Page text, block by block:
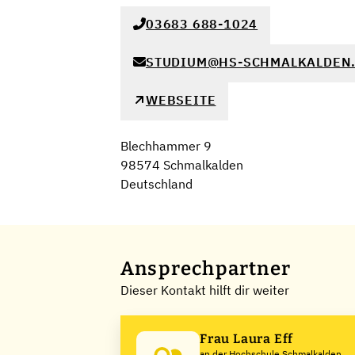
03683 688-1024
STUDIUM@HS-
WEBSEITE
Blechhammer 9
98574 Schmalkalden
Deutschland
Ansprechpartner
Dieser Kontakt hilft dir weiter
Frau Laura Eff